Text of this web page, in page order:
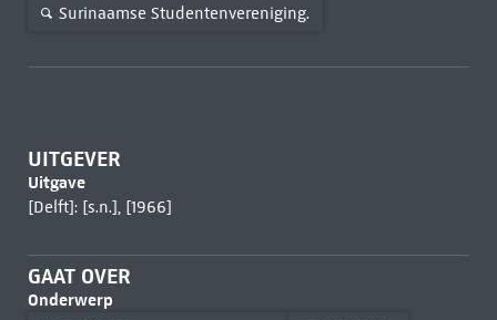
Surinaamse Studentenvereniging.
UITGEVER
Uitgave
[Delft]: [s.n.], [1966]
GAAT OVER
Onderwerp